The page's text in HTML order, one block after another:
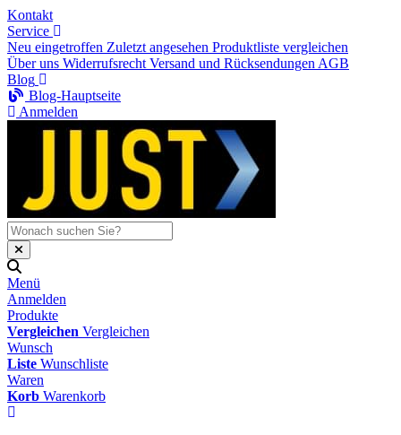
Kontakt
Service
Neu eingetroffen Zuletzt angesehen Produktliste vergleichen
Über uns Widerrufsrecht Versand und Rücksendungen AGB
Blog
Blog-Hauptseite
Anmelden
Menü
Anmelden
Produkte
Vergleichen Vergleichen
Wunsch
Liste Wunschliste
Waren
Korb Warenkorb